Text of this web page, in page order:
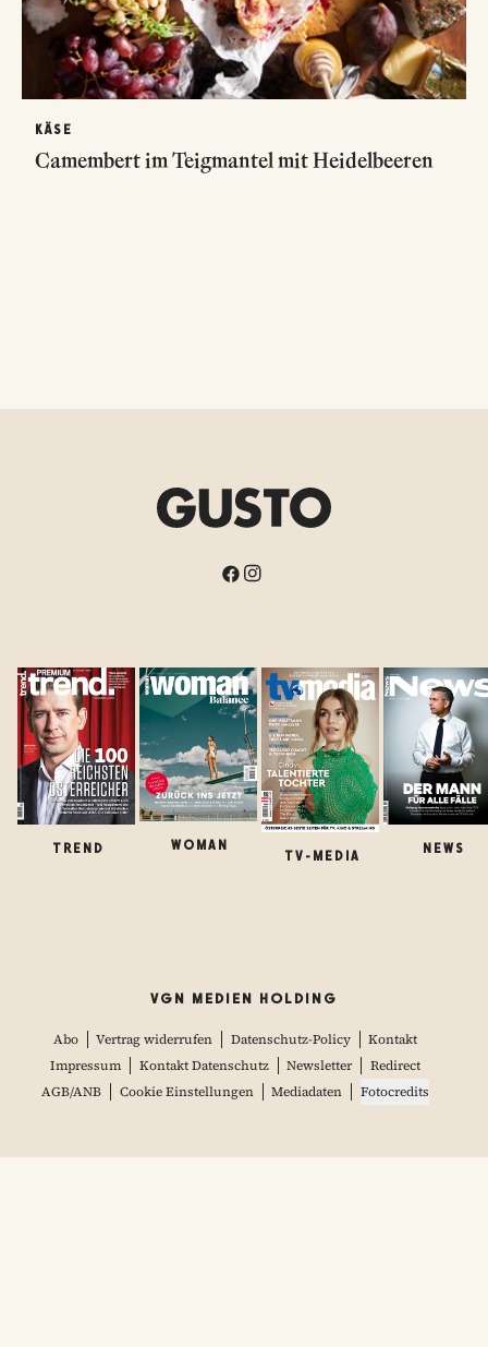
KÄSE
Camembert im Teigmantel mit Heidelbeeren
TREND WOMAN
TV-MEDIA
NEWS
VGN MEDIEN HOLDING
Abo Vertrag widerrufen Datenschutz-Policy
Kontakt
Impressum
Kontakt Datenschutz Newsletter
Redirect
AGB/ANB
Cookie Einstellungen Mediadaten Fotocredits